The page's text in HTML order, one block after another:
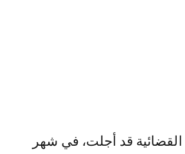
القضائية قد أجلت، في شهر